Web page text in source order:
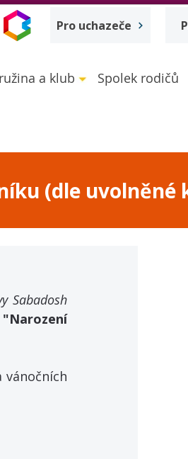
Pro uchazeče
a klub Spolek rodičů
(dle uvolněné
"Narození
vánočních